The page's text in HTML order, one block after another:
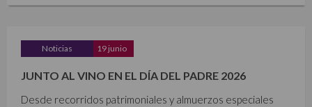
Noticias 19 junio
JUNTO AL VINO EN EL DÍA DEL PADRE 2026
Desde recorridos patrimoniales y almuerzos especiales